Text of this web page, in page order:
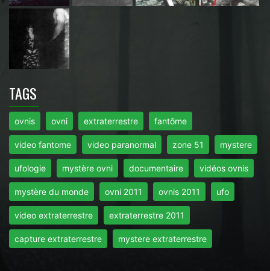
TAGS
ovnis ovni extraterrestre fantôme
video fantome video paranormal zone 51 mystere
ufologie mystère ovni documentaire vidéos ovnis
mystère du monde ovni 2011 ovnis 2011 ufo
video extraterrestre extraterrestre 2011
capture extraterrestre mystere extraterrestre